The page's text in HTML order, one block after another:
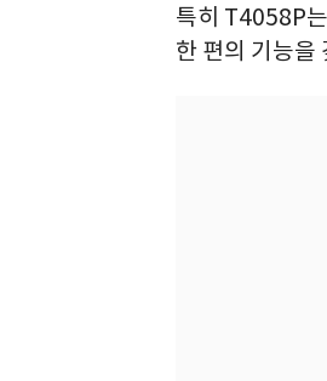
특히 T4058P
한 편의 기능을